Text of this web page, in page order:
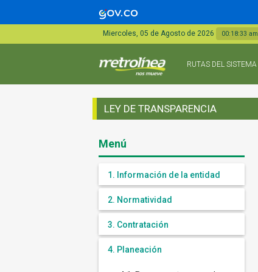
Miercoles, 05 de Agosto de 2026 00:18:33 am
RUTAS DEL SISTEMA
LEY DE TRANSPARENCIA
Menú
1. Información de la entidad
2. Normatividad
3. Contratación
4. Planeación